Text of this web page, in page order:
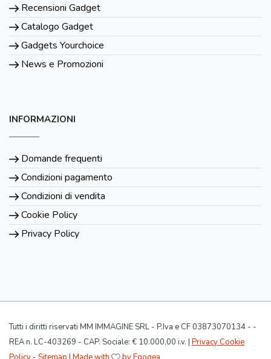
Recensioni Gadget
Catalogo Gadget
Gadgets Yourchoice
News e Promozioni
INFORMAZIONI
Domande frequenti
Condizioni pagamento
Condizioni di vendita
Cookie Policy
Privacy Policy
Tutti i diritti riservati MM IMMAGINE SRL - P.Iva e CF 03873070134 - -
REA n. LC-403269 - CAP. Sociale: € 10.000,00 i.v. | Privacy Cookie